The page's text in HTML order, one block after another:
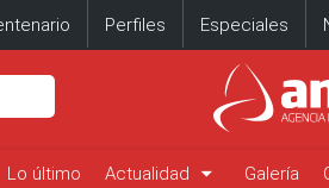
Perfiles Especiales
Lo último Actualidad arrow_drop_down Galería